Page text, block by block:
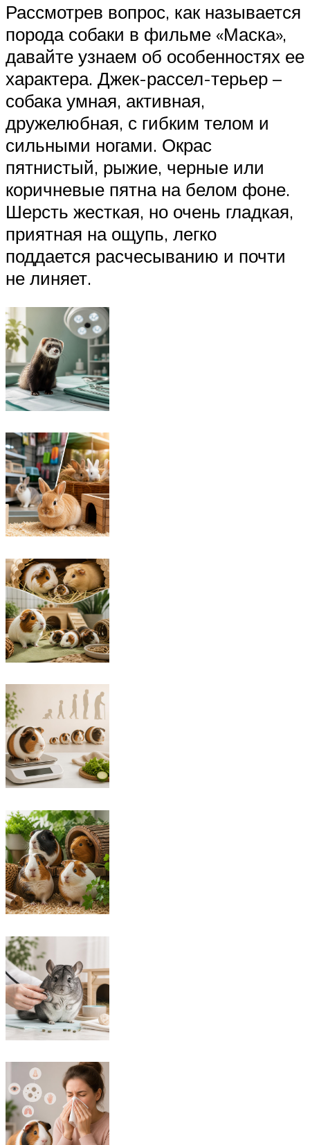
Рассмотрев вопрос, как называется
порода собаки в фильме «Маска»,
давайте узнаем об особенностях ее
характера. Джек-рассел-терьер –
собака умная, активная,
дружелюбная, с гибким телом и
сильными ногами. Окрас
пятнистый, рыжие, черные или
коричневые пятна на белом фоне.
Шерсть жесткая, но очень гладкая,
приятная на ощупь, легко
поддается расчесыванию и почти
не линяет.